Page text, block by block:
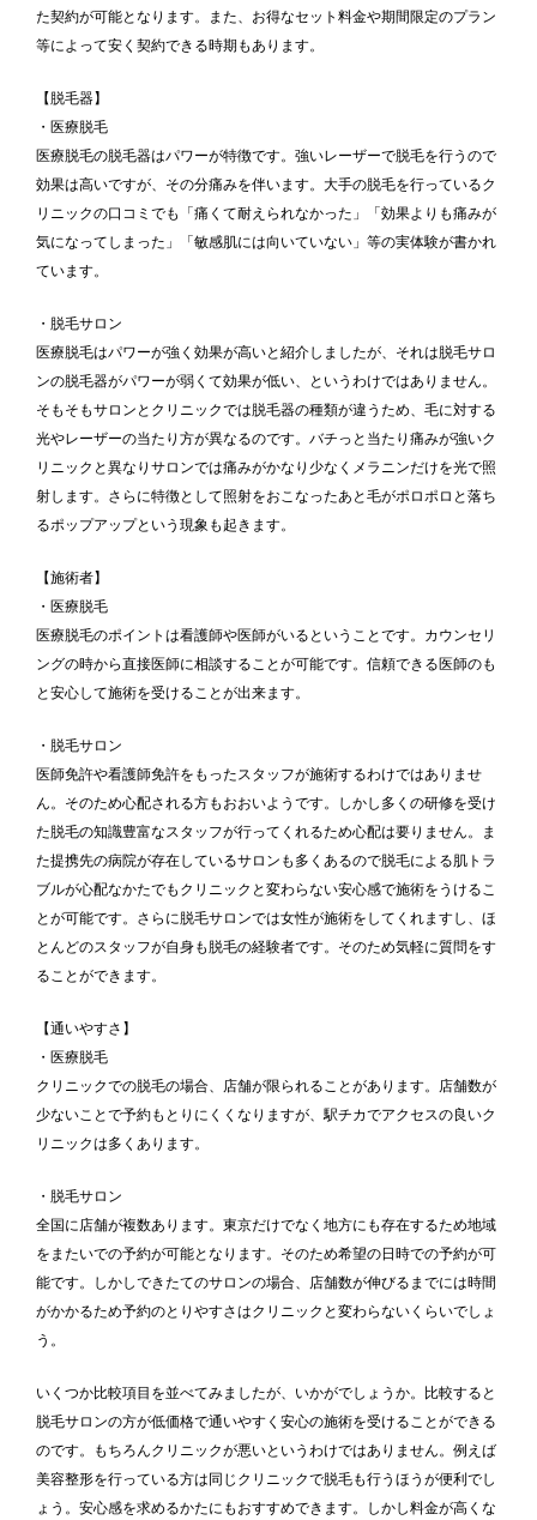
た契約が可能となります。また、お得なセット料金や期間限定のプラン
等によって安く契約できる時期もあります。
【脱毛器】
・医療脱毛
医療脱毛の脱毛器はパワーが特徴です。強いレーザーで脱毛を行うので
効果は高いですが、その分痛みを伴います。大手の脱毛を行っているク
リニックの口コミでも「痛くて耐えられなかった」「効果よりも痛みが
気になってしまった」「敏感肌には向いていない」等の実体験が書かれ
ています。
・脱毛サロン
医療脱毛はパワーが強く効果が高いと紹介しましたが、それは脱毛サロ
ンの脱毛器がパワーが弱くて効果が低い、というわけではありません。
そもそもサロンとクリニックでは脱毛器の種類が違うため、毛に対する
光やレーザーの当たり方が異なるのです。バチっと当たり痛みが強いク
リニックと異なりサロンでは痛みがかなり少なくメラニンだけを光で照
射します。さらに特徴として照射をおこなったあと毛がポロポロと落ち
るポップアップという現象も起きます。
【施術者】
・医療脱毛
医療脱毛のポイントは看護師や医師がいるということです。カウンセリ
ングの時から直接医師に相談することが可能です。信頼できる医師のも
と安心して施術を受けることが出来ます。
・脱毛サロン
医師免許や看護師免許をもったスタッフが施術するわけではありませ
ん。そのため心配される方もおおいようです。しかし多くの研修を受け
た脱毛の知識豊富なスタッフが行ってくれるため心配は要りません。ま
た提携先の病院が存在しているサロンも多くあるので脱毛による肌トラ
ブルが心配なかたでもクリニックと変わらない安心感で施術をうけるこ
とが可能です。さらに脱毛サロンでは女性が施術をしてくれますし、ほ
とんどのスタッフが自身も脱毛の経験者です。そのため気軽に質問をす
ることができます。
【通いやすさ】
・医療脱毛
クリニックでの脱毛の場合、店舗が限られることがあります。店舗数が
少ないことで予約もとりにくくなりますが、駅チカでアクセスの良いク
リニックは多くあります。
・脱毛サロン
全国に店舗が複数あります。東京だけでなく地方にも存在するため地域
をまたいでの予約が可能となります。そのため希望の日時での予約が可
能です。しかしできたてのサロンの場合、店舗数が伸びるまでには時間
がかかるため予約のとりやすさはクリニックと変わらないくらいでしょ
う。
いくつか比較項目を並べてみましたが、いかがでしょうか。比較すると
脱毛サロンの方が低価格で通いやすく安心の施術を受けることができる
のです。もちろんクリニックが悪いというわけではありません。例えば
美容整形を行っている方は同じクリニックで脱毛も行うほうが便利でし
ょう。安心感を求めるかたにもおすすめできます。しかし料金が高くな